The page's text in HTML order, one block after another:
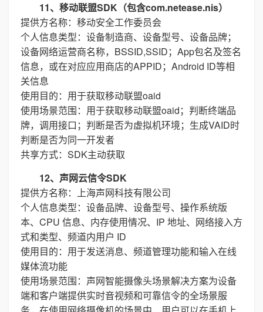
11、移动联盟SDK（包含com.netease.nis）
提供方名称：移动安全工作委员会
个人信息类型：设备制造商、设备型号、设备品牌；
设备网络运营商名称，BSSID,SSID；App包名及签名
信息，或在对应应用商店的APPID；Android ID等相
关信息
使用目的：用于获取移动联盟oaid
使用场景范围：用于获取移动联盟oaid；判断终端品
牌，调用接口；判断是否为虚拟机环境；生成VAID时
判断是否为同一开发者
共享方式：SDK主动获取
12、声网云信令SDK
提供方名称：上海声网科技有限公司
个人信息类型：设备品牌、设备型号、操作系统版
本、CPU 信息、内存使用情况、IP 地址、网络接入方
式和类型、频道内用户 ID
使用目的：用于发送消息、频道管理功能和输入在线
媒体流功能
使用场景范围：声网智能摄像头场景解决方案为设备
端和客户端提供实时音视频和可靠信令的全场景服